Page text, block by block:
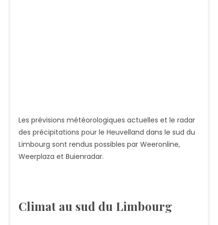
Les prévisions météorologiques actuelles et le radar
des précipitations pour le Heuvelland dans le sud du
Limbourg sont rendus possibles par Weeronline,
Weerplaza et Buienradar.
Climat au sud du Limbourg